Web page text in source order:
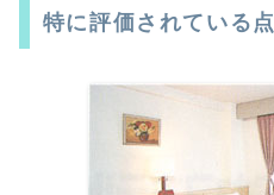
特に評価されている点